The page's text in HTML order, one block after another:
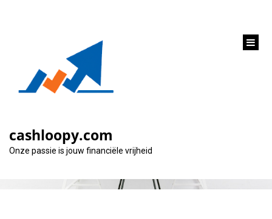
cashloopy.com
Onze passie is jouw financiële vrijheid
Categorie: